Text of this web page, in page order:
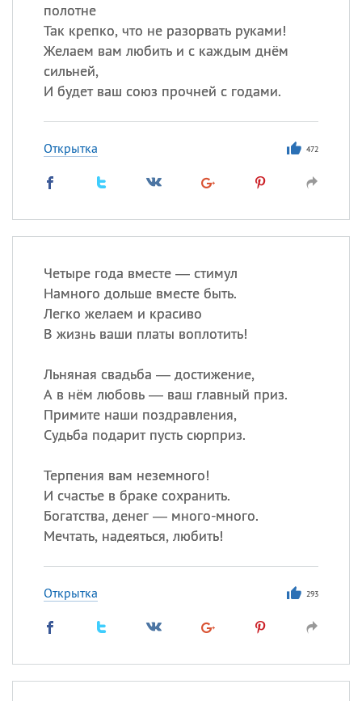
полотне
Так крепко, что не разорвать руками!
Желаем вам любить и с каждым днём
сильней,
И будет ваш союз прочней с годами.
Открытка 472
Четыре года вместе — стимул
Намного дольше вместе быть.
Легко желаем и красиво
В жизнь ваши платы воплотить!
Льняная свадьба — достижение,
А в нём любовь — ваш главный приз.
Примите наши поздравления,
Судьба подарит пусть сюрприз.
Терпения вам неземного!
И счастье в браке сохранить.
Богатства, денег — много-много.
Мечтать, надеяться, любить!
Открытка 293